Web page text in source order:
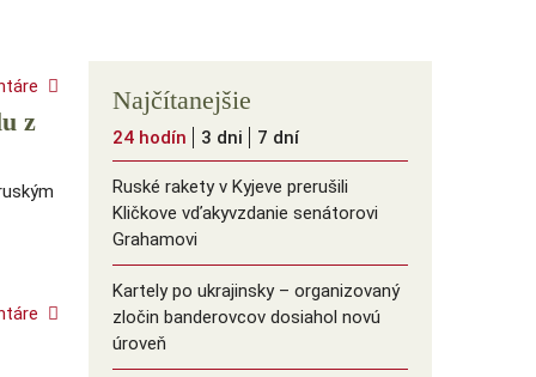
z
Najčítanejšie
24 hodín 3 dni 7 dní
Ruské rakety v Kyjeve prerušili
Kličkove vďakyvzdanie senátorovi
Grahamovi
Kartely po ukrajinsky – organizovaný
zločin banderovcov dosiahol novú
úroveň